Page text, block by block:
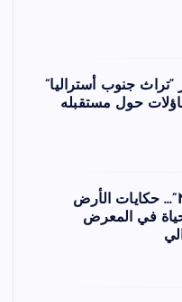
“تراث جنوب أستراليا”
حول مستقبله
“Ngura Puḻka”… حكايات الأرض
في المعرض